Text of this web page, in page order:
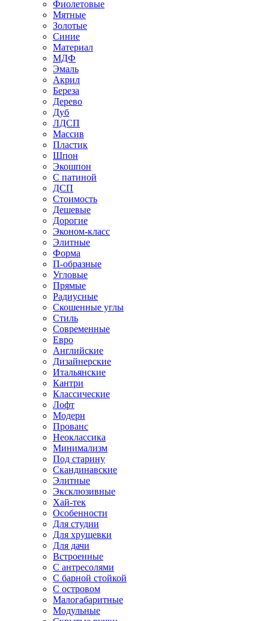
Фиолетовые
Мятные
Золотые
Синие
Материал
МДФ
Эмаль
Акрил
Береза
Дерево
Дуб
ЛДСП
Массив
Пластик
Шпон
Экошпон
С патиной
ДСП
Стоимость
Дешевые
Дорогие
Эконом-класс
Элитные
Форма
П-образные
Угловые
Прямые
Радиусные
Скошенные углы
Стиль
Современные
Евро
Английские
Дизайнерские
Итальянские
Кантри
Классические
Лофт
Модерн
Прованс
Неоклассика
Минимализм
Под старину
Скандинавские
Элитные
Эксклюзивные
Хай-тек
Особенности
Для студии
Для хрущевки
Для дачи
Встроенные
С антресолями
С барной стойкой
С островом
Малогабаритные
Модульные